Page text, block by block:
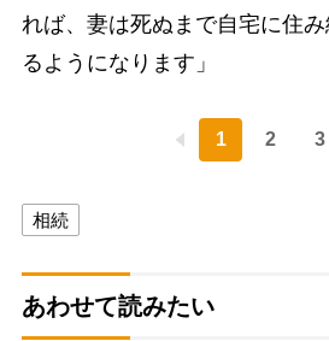
れば、妻は死ぬまで自宅に住
るようになります」
1 2 3
相続
あわせて読みたい